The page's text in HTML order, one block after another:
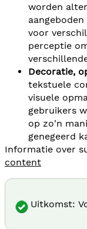
worden
voor
perceptie
Decoratie,
tekstuele
visuele
gebruikers
op zo'n
genegeerd
Informatie over
content
Uitkomst: